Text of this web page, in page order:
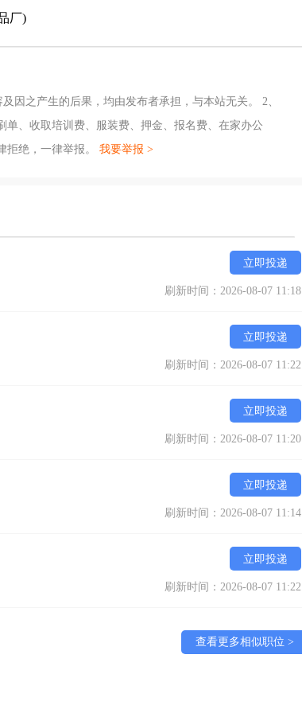
厂)
因之产生的后果，均由发布者承担，与本站无关。 2、
单、收取培训费、服装费、押金、报名费、在家办公
拒绝，一律举报。 我要举报 >
立即投递
刷新时间：2026-08-07 11:18
立即投递
刷新时间：2026-08-07 11:22
立即投递
刷新时间：2026-08-07 11:20
立即投递
刷新时间：2026-08-07 11:14
立即投递
刷新时间：2026-08-07 11:22
查看更多相似职位 >